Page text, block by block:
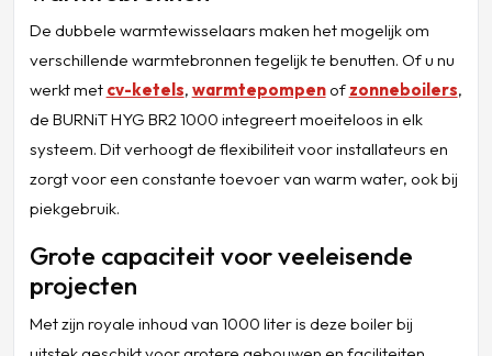
De dubbele warmtewisselaars maken het mogelijk om
verschillende warmtebronnen tegelijk te benutten. Of u nu
werkt met cv-ketels, warmtepompenof zonneboilers,
de BURNiT HYG BR2 1000 integreert moeiteloos in elk
systeem. Dit verhoogt de flexibiliteit voor installateurs en
zorgt voor een constante toevoer van warm water, ook bij
piekgebruik.
Grote capaciteit voor veeleisende
projecten
Met zijn royale inhoud van 1000 liter is deze boiler bij